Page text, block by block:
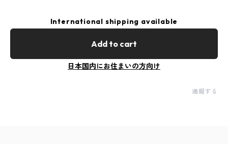
International shipping available
Add to cart
日本国内にお住まいの方向け
通報する